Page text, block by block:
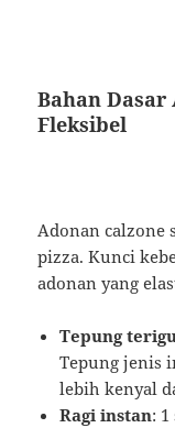
Bahan Dasar
Fleksibel
Adonan calzone
pizza. Kunci
adonan yang
Tepung
Tepung jenis
lebih kenyal
Ragi instan: